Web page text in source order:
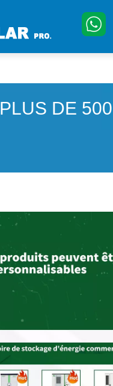
PLUS DE